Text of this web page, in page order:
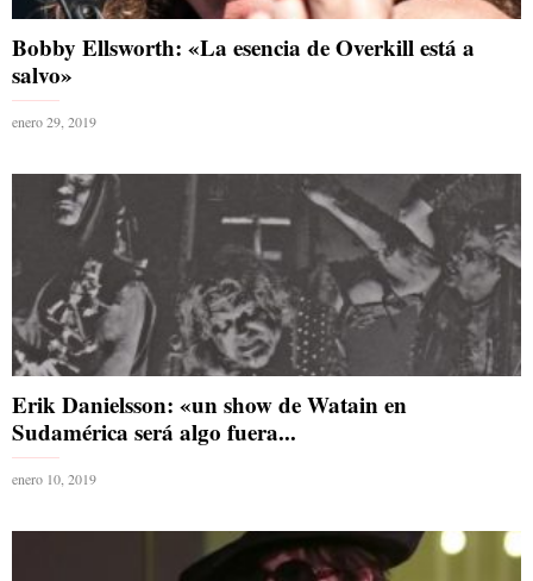
Bobby Ellsworth: «La esencia de Overkill está a
salvo»
enero 29, 2019
Erik Danielsson: «un show de Watain en
Sudamérica será algo fuera...
enero 10, 2019